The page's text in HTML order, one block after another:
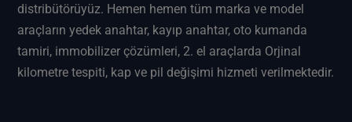
distribütörüyüz. Hemen hemen tüm marka ve model
araçların yedek anahtar, kayıp anahtar, oto kumanda
tamiri, immobilizer çözümleri, 2. el araçlarda Orjinal
kilometre tespiti, kap ve pil değişimi hizmeti verilmektedir.